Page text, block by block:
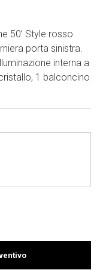
50’ Style rosso
porta sinistra.
interna a
1 balconcino